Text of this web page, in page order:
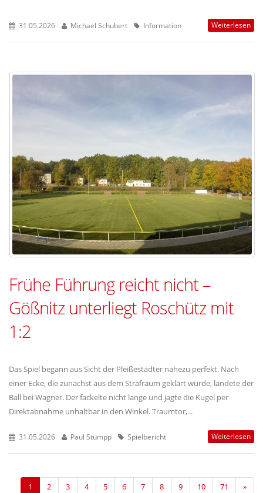
31.05.2026 Michael Schubert Information Weiterlesen
Frühe Führung reicht nicht –
Gößnitz unterliegt Roschütz mit
1:2
Das Spiel begann aus Sicht der Pleißestädter nahezu perfekt. Nach
einer Ecke, die zunächst aus dem Strafraum geklärt wurde, landete der
Ball bei Wagner. Der fackelte nicht lange und jagte die Kugel per
Direktabnahme unhaltbar in den Winkel. Traumtor,...
31.05.2026 Paul Stumpp Spielbericht Weiterlesen
1 2 3 4 5 6 7 8 9 10 71 »